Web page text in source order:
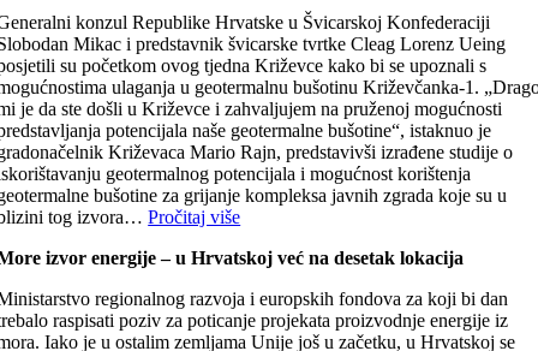
konzul Republike Hrvatske u Švicarskoj Konfederaciji
Mikac i predstavnik švicarske tvrtke Cleag Lorenz Ueing
su početkom ovog tjedna Križevce kako bi se upoznali s
ulaganja u geotermalnu bušotinu Križevčanka-1.
je da ste došli u Križevce i zahvaljujem na pruženoj mogućnosti
potencijala naše geotermalne bušotine“, istaknuo je
Križevaca Mario Rajn, predstavivši izrađene studije o
geotermalnog potencijala i mogućnost korištenja
bušotine za grijanje kompleksa javnih zgrada koje su u
tog izvora…Pročitaj više
izvor energije – u Hrvatskoj već na desetak lokacija
regionalnog razvoja i europskih fondova za koji bi dan
raspisati poziv za poticanje projekata proizvodnje energije iz
Iako je u ostalim zemljama Unije još u začetku, u Hrvatskoj se